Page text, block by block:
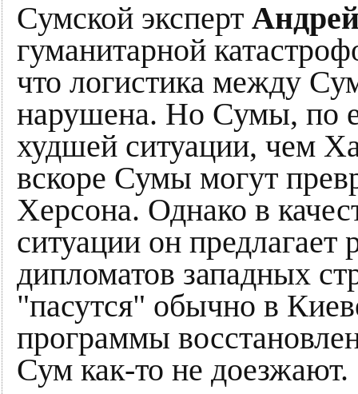
Сумской эксперт
гуманитарной
что логистика между
нарушена. Но Сумы, по
худшей ситуации, чем
вскоре Сумы могут
Херсона. Однако в
ситуации он предлагает
дипломатов западных
"пасутся" обычно в
программы
Сум как-то не доезжают.